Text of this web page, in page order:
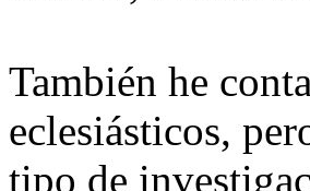
También he
eclesiásticos,
tipo de